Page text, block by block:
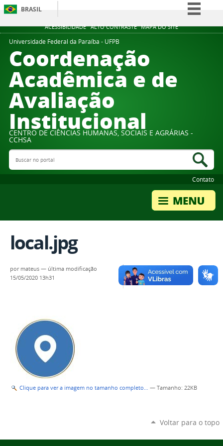
ACESSIBILIDADE ALTO CONTRASTE MAPA DO SITE
BRASIL
Simplifique!
Participe
Acesso à informação
Legislação
Universidade Federal da Paraíba - UFPB
Coordenação
Acadêmica e de
Avaliação
Institucional
CENTRO DE CIÊNCIAS HUMANAS, SOCIAIS E AGRÁRIAS -
CCHSA
Buscar no portal
Contato
local.jpg
por mateus — última modificação
15/05/2020 13h31
Clique para ver a imagem no tamanho completo… — Tamanho: 22KB
Voltar para o topo